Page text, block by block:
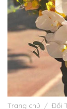
Trang chủ / Đối